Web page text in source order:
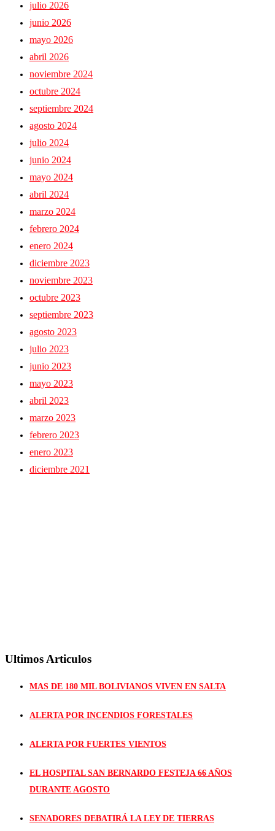
julio 2026
junio 2026
mayo 2026
abril 2026
noviembre 2024
octubre 2024
septiembre 2024
agosto 2024
julio 2024
junio 2024
mayo 2024
abril 2024
marzo 2024
febrero 2024
enero 2024
diciembre 2023
noviembre 2023
octubre 2023
septiembre 2023
agosto 2023
julio 2023
junio 2023
mayo 2023
abril 2023
marzo 2023
febrero 2023
enero 2023
diciembre 2021
Ultimos Articulos
MAS DE 180 MIL BOLIVIANOS VIVEN EN SALTA
ALERTA POR INCENDIOS FORESTALES
ALERTA POR FUERTES VIENTOS
EL HOSPITAL SAN BERNARDO FESTEJA 66 AÑOS
DURANTE AGOSTO
SENADORES DEBATIRÁ LA LEY DE TIERRAS